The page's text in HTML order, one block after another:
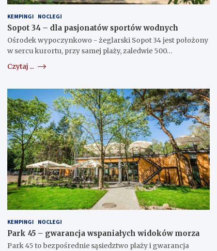
KEMPINGI NOCLEGI
Sopot 34 – dla pasjonatów sportów wodnych
Ośrodek wypoczynkowo - żeglarski Sopot 34 jest położony
w sercu kurortu, przy samej plaży, zaledwie 500…
Czytaj ...
KEMPINGI NOCLEGI
Park 45 – gwarancja wspaniałych widoków morza
Park 45 to bezpośrednie sąsiedztwo plaży i gwarancja